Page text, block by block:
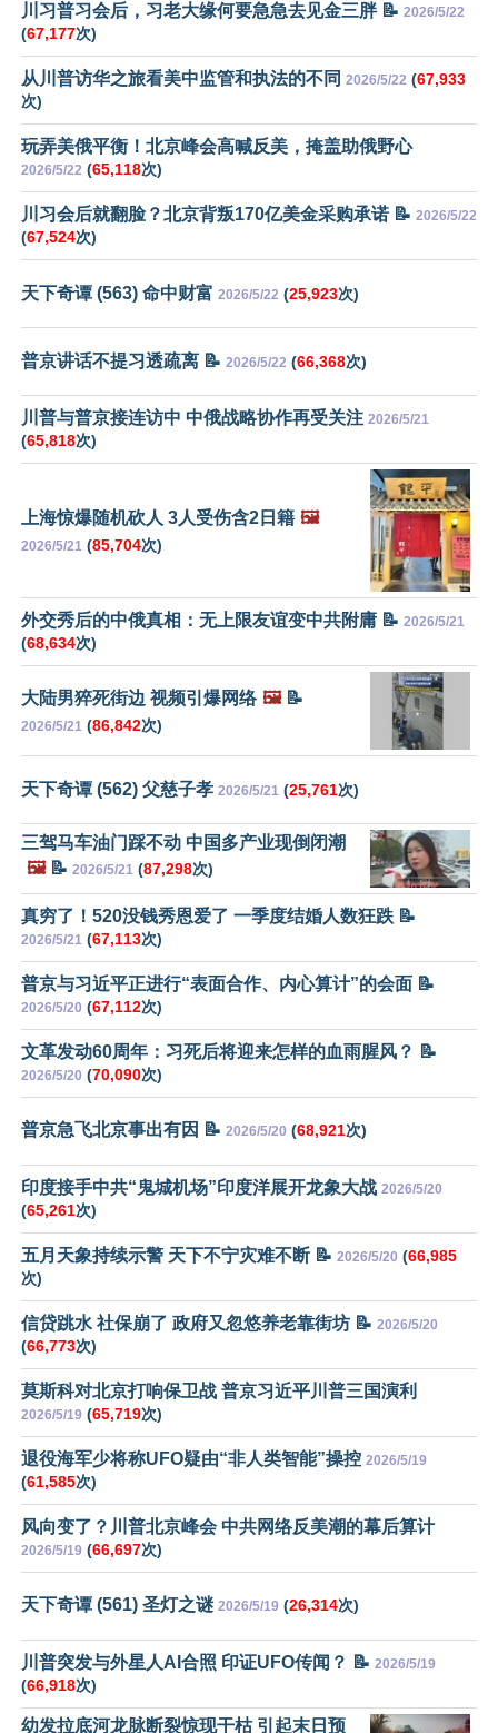
川习普习会后，习老大缘何要急急去见金三胖 📝 2026/5/22
(67,177次)
从川普访华之旅看美中监管和执法的不同 2026/5/22 (67,933
次)
玩弄美俄平衡！北京峰会高喊反美，掩盖助俄野心
2026/5/22 (65,118次)
川习会后就翻脸？北京背叛170亿美金采购承诺 📝 2026/5/22
(67,524次)
天下奇谭 (563) 命中财富 2026/5/22 (25,923次)
普京讲话不提习透疏离 📝 2026/5/22 (66,368次)
川普与普京接连访中 中俄战略协作再受关注 2026/5/21
(65,818次)
上海惊爆随机砍人 3人受伤含2日籍 🖼️
2026/5/21 (85,704次)
外交秀后的中俄真相：无上限友谊变中共附庸 📝 2026/5/21
(68,634次)
大陆男猝死街边 视频引爆网络 🖼️📝
2026/5/21 (86,842次)
天下奇谭 (562) 父慈子孝 2026/5/21 (25,761次)
三驾马车油门踩不动 中国多产业现倒闭潮
🖼️📝 2026/5/21 (87,298次)
真穷了！520没钱秀恩爱了 一季度结婚人数狂跌 📝
2026/5/21 (67,113次)
普京与习近平正进行“表面合作、内心算计”的会面 📝
2026/5/20 (67,112次)
文革发动60周年：习死后将迎来怎样的血雨腥风？ 📝
2026/5/20 (70,090次)
普京急飞北京事出有因 📝 2026/5/20 (68,921次)
印度接手中共“鬼城机场”印度洋展开龙象大战 2026/5/20
(65,261次)
五月天象持续示警 天下不宁灾难不断 📝 2026/5/20 (66,985
次)
信贷跳水 社保崩了 政府又忽悠养老靠街坊 📝 2026/5/20
(66,773次)
莫斯科对北京打响保卫战 普京习近平川普三国演利
2026/5/19 (65,719次)
退役海军少将称UFO疑由“非人类智能”操控 2026/5/19
(61,585次)
风向变了？川普北京峰会 中共网络反美潮的幕后算计
2026/5/19 (66,697次)
天下奇谭 (561) 圣灯之谜 2026/5/19 (26,314次)
川普突发与外星人AI合照 印证UFO传闻？ 📝 2026/5/19
(66,918次)
幼发拉底河龙脉断裂惊现干枯 引起末日预